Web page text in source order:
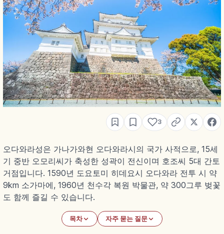
3
오다와라성은 가나가와현 오다와라시의 국가 사적으로, 15세
기 중반 오모리씨가 축성한 성곽이 전신이며 호조씨 5대 간토
거점입니다. 1590년 도요토미 히데요시 오다와라 전투 시 약
9km 소가마에, 1960년 천수각 복원 박물관, 약 300그루 벚꽃
도 함께 즐길 수 있습니다.
목차 자주 묻는 질문